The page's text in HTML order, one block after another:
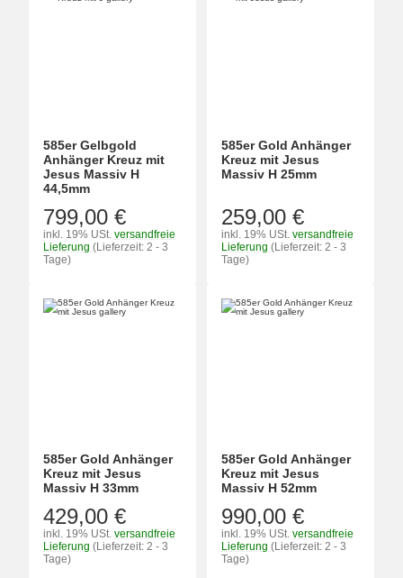
585er Gelbgold
Anhänger Kreuz mit
Jesus Massiv H
44,5mm
799,00 €
inkl. 19% USt. versandfreie
Lieferung (Lieferzeit: 2 - 3
Tage)
585er Gold Anhänger
Kreuz mit Jesus
Massiv H 25mm
259,00 €
inkl. 19% USt. versandfreie
Lieferung (Lieferzeit: 2 - 3
Tage)
585er Gold Anhänger
Kreuz mit Jesus
Massiv H 33mm
429,00 €
inkl. 19% USt. versandfreie
Lieferung (Lieferzeit: 2 - 3
Tage)
585er Gold Anhänger
Kreuz mit Jesus
Massiv H 52mm
990,00 €
inkl. 19% USt. versandfreie
Lieferung (Lieferzeit: 2 - 3
Tage)